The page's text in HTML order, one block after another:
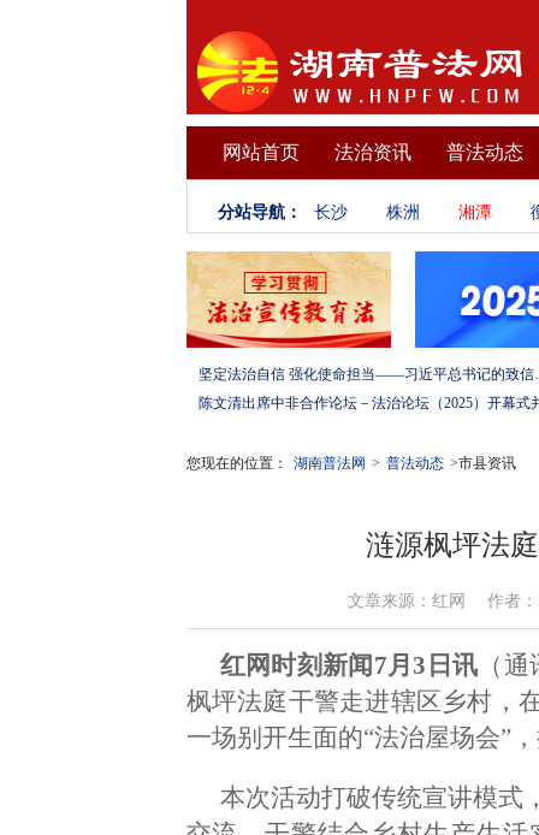
网站首页 法治资讯 普法动态
分站导航： 长沙 株洲 湘潭
坚定法治自信 强化使
您现在的位置： 湖南普法网 > 普法动态 >市县资讯
涟源枫坪法
文章来源：红网 作者：
红网时刻新闻7月3日讯 （
枫坪法庭干警走进辖区乡村，
一场别开生面的“法治屋场会”
本次活动打破传统宣讲模式